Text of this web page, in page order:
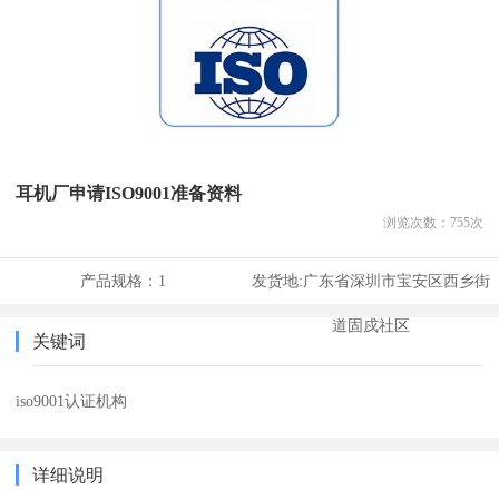
耳机厂申请ISO9001准备资料
浏览次数： 755次
产品规格： 1 发货地:广东省深圳市宝安区西乡街
道固戍社区
关键词
iso9001认证机构
详细说明